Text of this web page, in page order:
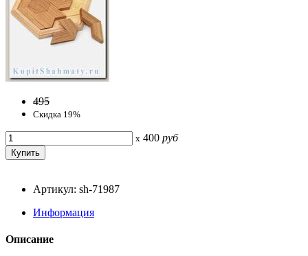
495
Скидка 19%
x 400 руб
Артикул: sh-71987
Информация
Описание